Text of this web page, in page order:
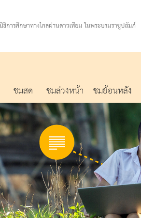
ชมสด ชมล่วงหน้า ชมย้อนหลัง